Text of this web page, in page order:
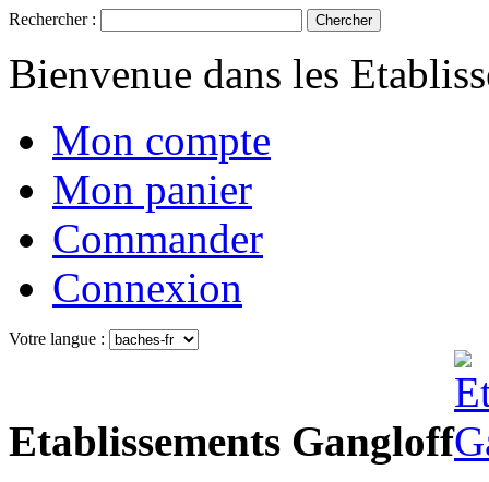
Rechercher : Chercher
Bienvenue dans les
Mon compte
Mon panier
Commander
Connexion
Votre langue :
Etablissements Gangloff